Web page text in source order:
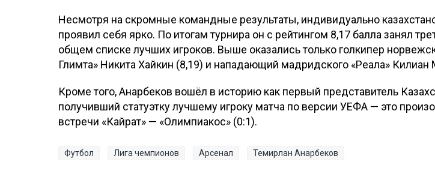
Несмотря на скромные командные результаты, индивидуально
проявил себя ярко. По итогам турнира он с рейтингом 8,17 балла занял
общем списке лучших игроков. Выше оказались только голкипер
Глимта» Никита Хайкин (8,19) и нападающий мадридского «Реала» Килиан
Кроме того, Анарбеков вошёл в историю как первый представитель
получивший статуэтку лучшему игроку матча по версии УЕФА — это
встречи «Кайрат» — «Олимпиакос» (0:1).
Футбол Лига чемпионов Арсенал Темирлан Анарбеков